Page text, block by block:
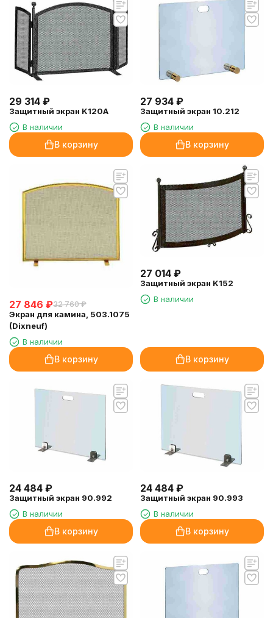
29 314 ₽
Защитный экран K120A
В наличии
В корзину
27 934 ₽
Защитный экран 10.212
В наличии
В корзину
27 846 ₽32 760 ₽
Экран для камина, 503.1075
(Dixneuf)
В наличии
В корзину
27 014 ₽
Защитный экран K152
В наличии
В корзину
24 484 ₽
Защитный экран 90.992
В наличии
В корзину
24 484 ₽
Защитный экран 90.993
В наличии
В корзину